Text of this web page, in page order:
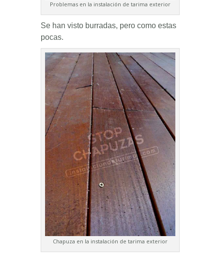
Problemas en la instalación de tarima exterior
Se han visto burradas, pero como estas
pocas.
Chapuza en la instalación de tarima exterior